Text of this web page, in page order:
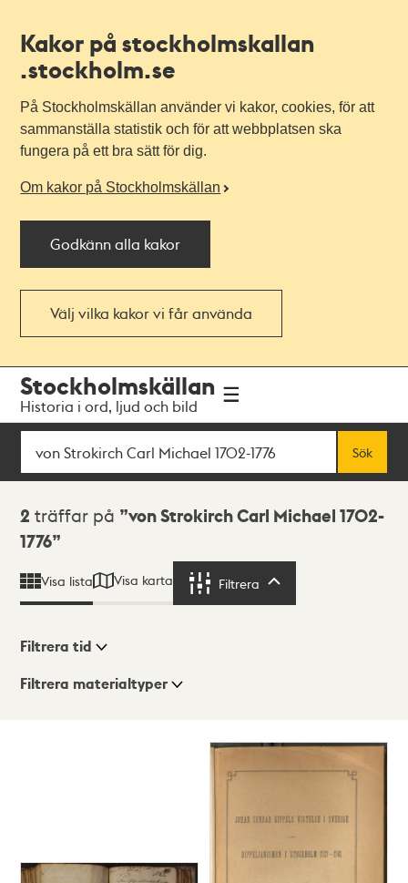
Kakor på stockholmskallan
.stockholm.se
På Stockholmskällan använder vi kakor, cookies, för att
sammanställa statistik och för att webbplatsen ska
fungera på ett bra sätt för dig.
Om kakor på Stockholmskällan
Godkänn alla kakor
Välj vilka kakor vi får använda
navigationen
huvudinnehållet
Stockholmskällan
Historia i ord, ljud och bild
Sök
Sök
Sökresultat
2 träffar på
von Strokirch Carl Michael 1702-
1776
Visa lista Visa karta Filtrera
Visningsläge
Filtrera tid
Filtrera materialtyper